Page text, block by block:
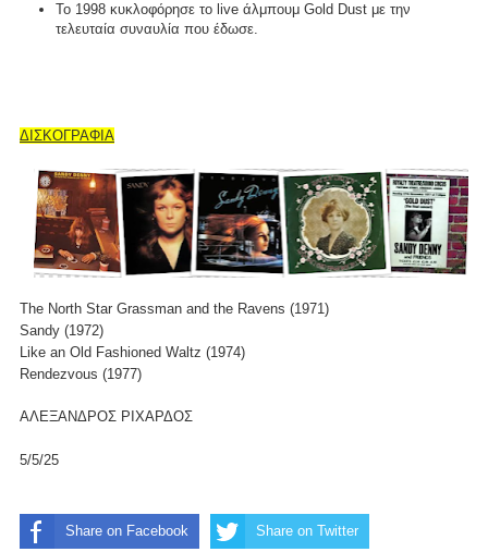
To 1998 κυκλοφόρησε το live άλμπουμ Gold Dust με την
τελευταία συναυλία που έδωσε.
ΔΙΣΚΟΓΡΑΦΙΑ
The North Star Grassman and the Ravens (1971)
Sandy (1972)
Like an Old Fashioned Waltz (1974)
Rendezvous (1977)
ΑΛΕΞΑΝΔΡΟΣ ΡΙΧΑΡΔΟΣ
5/5/25
Share on Facebook Share on Twitter